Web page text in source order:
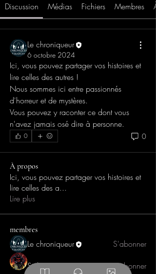
Discussion Médias Fichiers Membres
Le chroniqueur
6 octobre 2024
Ici, vous pouvez partager vos histoires et
lire celles des autres !
Nous sommes ici entre passionnés
d'horreur et de mystères.
Vous pouvez y raconter ce dont vous
n'avez jamais osé dire à personne.
0 0
À propos
Ici, vous pouvez partager vos histoires et
lire celles des a...
Lire plus
membres
Le chroniqueur S'abonner
Striker 5991 S'abonner